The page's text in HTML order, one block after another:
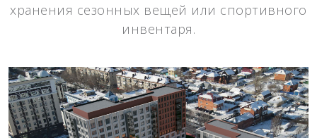
хранения сезонных вещей или спортивного
инвентаря.